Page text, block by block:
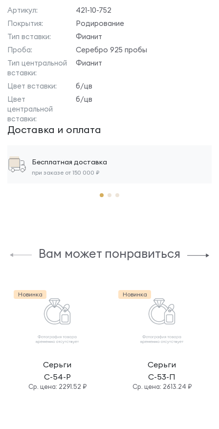
Артикул:
421-10-752
Покрытия:
Родирование
Тип вставки:
Фианит
Проба:
Серебро 925 пробы
Тип центральной
вставки:
Фианит
Цвет вставки:
б/цв
Цвет
центральной
вставки:
б/цв
Доставка и оплата
Бесплатная доставка
при заказе от 150 000 ₽
Вам может понравиться
Новинка
Серьги
С-54-Р
Cр. цена: 2291.52 ₽
Новинка
Серьги
С-53-П
Cр. цена: 2613.24 ₽